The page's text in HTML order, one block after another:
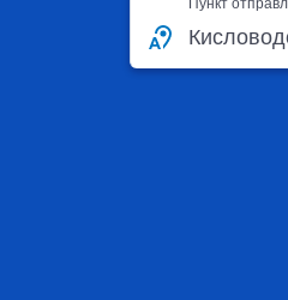
Пункт